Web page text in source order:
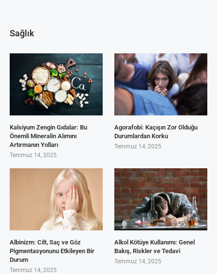
Sağlık
Kalsiyum Zengin Gıdalar: Bu
Önemli Mineralin Alımını
Artırmanın Yolları
Temmuz 14, 2025
Agorafobi: Kaçışın Zor Olduğu
Durumlardan Korku
Temmuz 14, 2025
Albinizm: Cilt, Saç ve Göz
Pigmentasyonunu Etkileyen Bir
Durum
Temmuz 14, 2025
Alkol Kötüye Kullanımı: Genel
Bakış, Riskler ve Tedavi
Temmuz 14, 2025